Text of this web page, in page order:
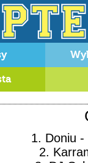
1. Doniu -
2.